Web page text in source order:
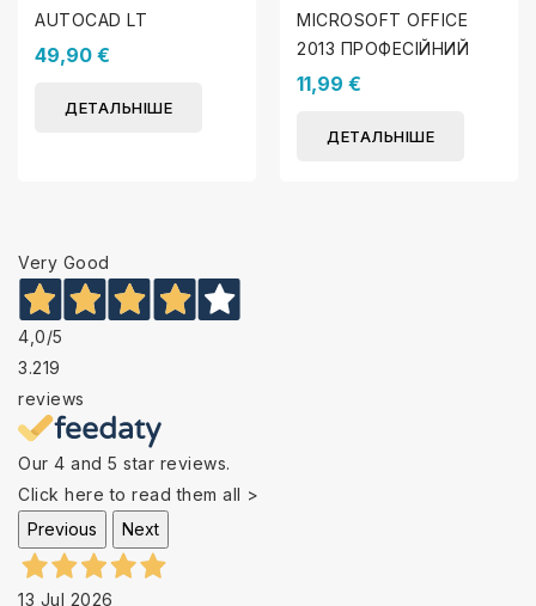
AUTOCAD LT
49,90 €
ДЕТАЛЬНІШЕ
MICROSOFT OFFICE
2013 ПРОФЕСІЙНИЙ
11,99 €
ДЕТАЛЬНІШЕ
Very Good
4,0/5
3.219
reviews
Our 4 and 5 star reviews.
Click here to read them all >
Previous
Next
13 Jul 2026